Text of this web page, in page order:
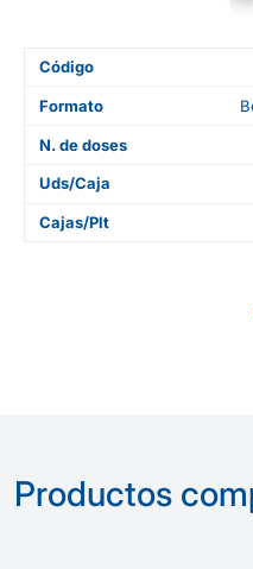
Código
Formato
N. de doses
Uds/Caja
Cajas/Plt
Productos